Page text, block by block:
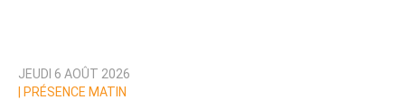
Prévenez-moi de tous les nouveaux commentaires
JEUDI 6 AOÛT 2026
PRÉSENCE MATIN